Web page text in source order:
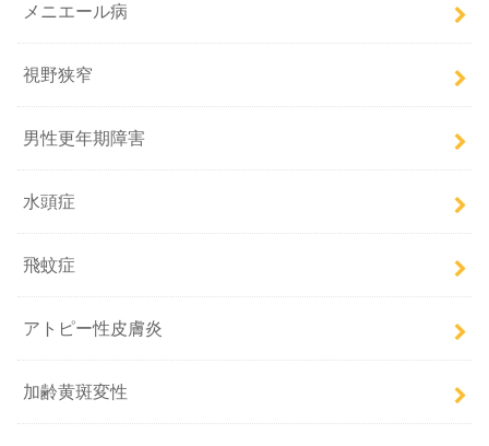
メニエール病
視野狭窄
男性更年期障害
水頭症
飛蚊症
アトピー性皮膚炎
加齢黄斑変性